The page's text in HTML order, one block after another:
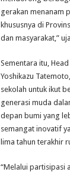
gerakan menanam
khususnya di
dan masyarakat,”
Sementara itu,
Yoshikazu
sekolah untuk ikut
generasi muda
depan bumi yang
semangat inovatif
lima tahun terakhir
“Melalui partisipasi